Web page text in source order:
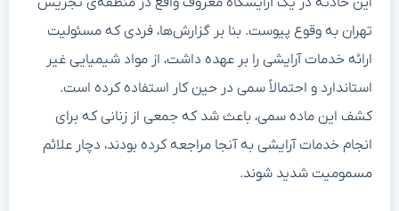
تهران به وقوع پیوست. بنا بر گزارش‌ها، فردی که مسئولیت
ارائه خدمات آرایشی را بر عهده داشت، از مواد شیمیایی غیر
استاندارد و احتمالاً سمی در حین کار استفاده کرده است.
کشف این ماده سمی، باعث شد که جمعی از زنانی که برای
انجام خدمات آرایشی به آنجا مراجعه کرده بودند، دچار علائم
مسمومیت شدید شوند.